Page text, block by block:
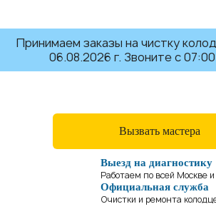
Принимаем заказы на чистку
06.08.2026 г. Звоните с
Вызвать мастера
Выезд на диагностику
Работаем по всей Москве
Официальная служба
Очистки и ремонта